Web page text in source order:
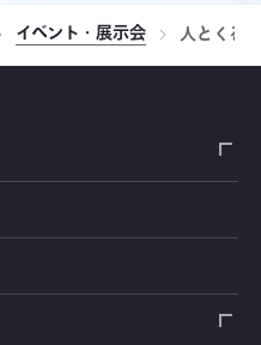
イベント・展示会 人とくる